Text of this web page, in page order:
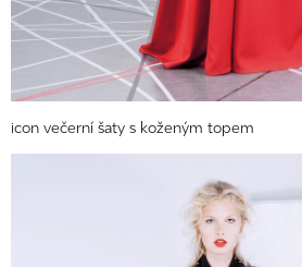
icon večerní šaty s koženým topem